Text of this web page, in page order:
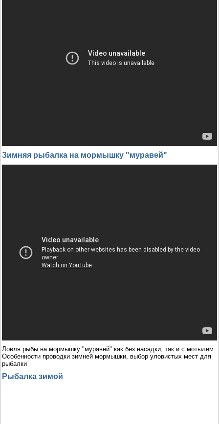
Зимняя рыбалка на мормышку "муравей"
Ловля рыбы на мормышку "муравей" как без насадки, так и с мотылём.
Особенности проводки зимней мормышки, выбор уловистых мест для
рыбалки
Рыбалка зимой